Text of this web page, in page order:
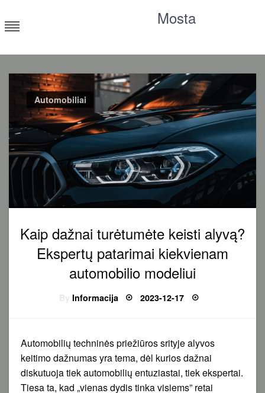
to
content
Mosta
Automobiliai
Kaip dažnai turėtumėte keisti alyvą?
Ekspertų patarimai kiekvienam
automobilio modeliui
Informacija Posted
on
2023-12-17
Automobilių techninės priežiūros srityje alyvos
keitimo dažnumas yra tema, dėl kurios dažnai
diskutuoja tiek automobilių entuziastai, tiek ekspertai.
Tiesa ta, kad „vienas dydis tinka visiems” retai